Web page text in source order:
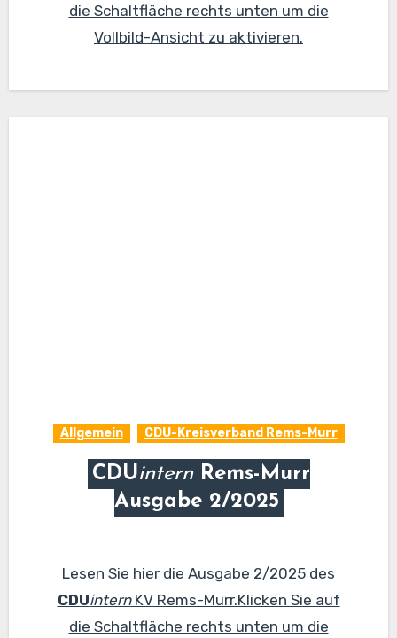
die Schaltfläche rechts unten um die
Vollbild-Ansicht zu aktivieren.
Allgemein CDU-Kreisverband Rems-Murr
CDUinternRems-Murr
Ausgabe 2/2025
Lesen Sie hier die Ausgabe 2/2025 des
CDUinternKV Rems-Murr.Klicken Sie auf
die Schaltfläche rechts unten um die